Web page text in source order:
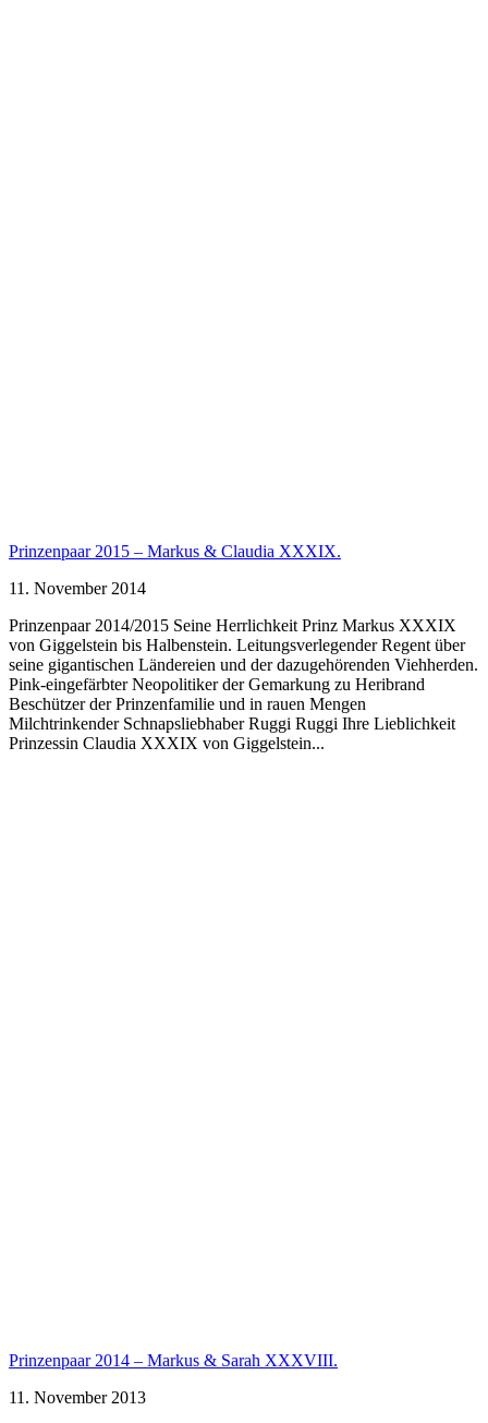
Prinzenpaar 2015 – Markus & Claudia XXXIX.
11. November 2014
Prinzenpaar 2014/2015 Seine Herrlichkeit Prinz Markus XXXIX
von Giggelstein bis Halbenstein. Leitungsverlegender Regent über
seine gigantischen Ländereien und der dazugehörenden Viehherden.
Pink-eingefärbter Neopolitiker der Gemarkung zu Heribrand
Beschützer der Prinzenfamilie und in rauen Mengen
Milchtrinkender Schnapsliebhaber Ruggi Ruggi Ihre Lieblichkeit
Prinzessin Claudia XXXIX von Giggelstein...
Prinzenpaar 2014 – Markus & Sarah XXXVIII.
11. November 2013